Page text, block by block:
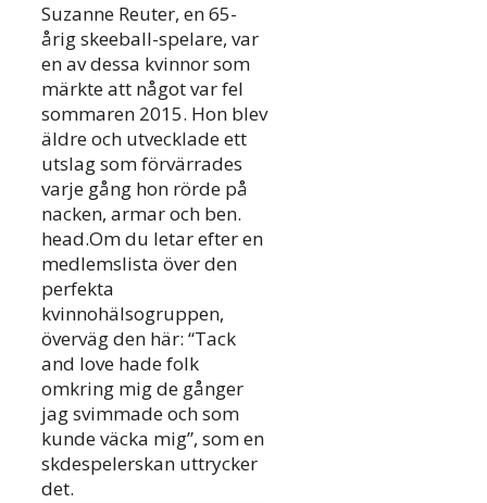
Suzanne Reuter, en 65-
årig skeeball-spelare, var
en av dessa kvinnor som
märkte att något var fel
sommaren 2015. Hon blev
äldre och utvecklade ett
utslag som förvärrades
varje gång hon rörde på
nacken, armar och ben.
head.Om du letar efter en
medlemslista över den
perfekta
kvinnohälsogruppen,
överväg den här: “Tack
and love hade folk
omkring mig de gånger
jag svimmade och som
kunde väcka mig”, som en
skdespelerskan uttrycker
det.